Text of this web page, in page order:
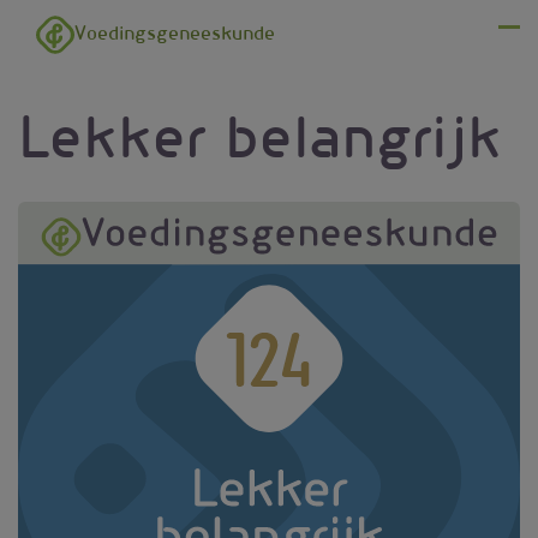
Overslaan en naar de inhoud gaan
Voedingsgeneeskunde
Lekker belangrijk